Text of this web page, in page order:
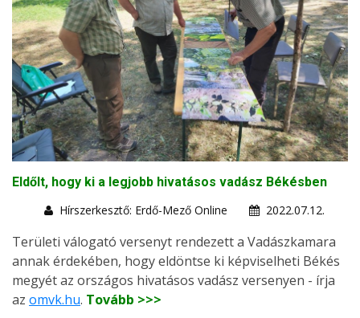
Eldőlt, hogy ki a legjobb hivatásos vadász Békésben
Hírszerkesztő: Erdő-Mező Online
2022.07.12.
Területi válogató versenyt rendezett a Vadászkamara
annak érdekében, hogy eldöntse ki képviselheti Békés
megyét az országos hivatásos vadász versenyen - írja
az omvk.hu. Tovább >>>